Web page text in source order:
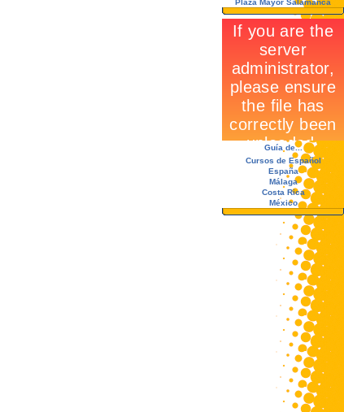
Plaza Mayor Salamanca
Guía de...
Cursos de Español
España
Málaga
Costa Rica
México